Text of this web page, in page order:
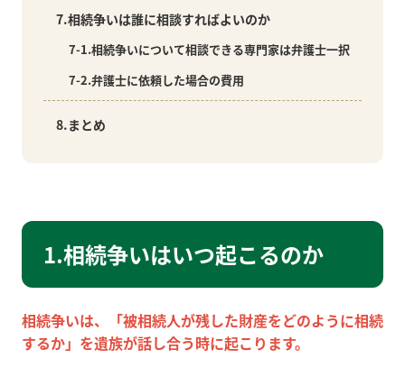
7.相続争いは誰に相談すればよいのか
7-1.相続争いについて相談できる専門家は弁護士一択
7-2.弁護士に依頼した場合の費用
8.まとめ
1.相続争いはいつ起こるのか
相続争いは、「被相続人が残した財産をどのように相続
するか」を遺族が話し合う時に起こります。